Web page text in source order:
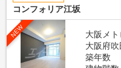
コンフォリア江坂
NEW
大阪メ
大阪府
築年数